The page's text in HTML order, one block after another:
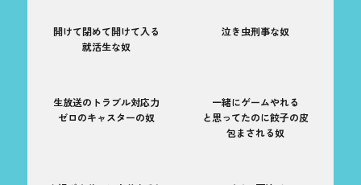
開けて閉めて開けて入る
就活生な奴
泣き虫刑事な奴
生放送のトラブル対応力
ゼロのキャスターの奴
一緒にゲームやれる
と思ってたのに餃子の皮
包まされる奴